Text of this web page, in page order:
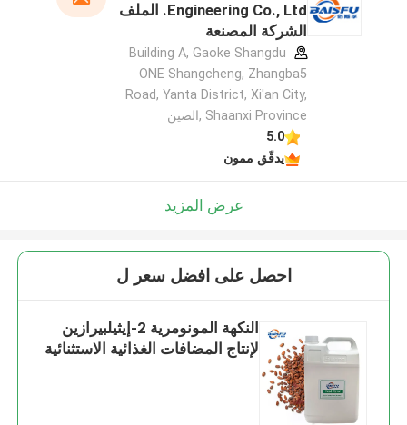
Engineering Co., Ltd. الملف
الشركة المصنعة
Building A, Gaoke Shangdu
ONE Shangcheng, Zhangba5
Road, Yanta District, Xi'an City,
Shaanxi Province ,الصين
5.0
يدقّق ممون
عرض المزيد
احصل على افضل سعر ل
النكهة المونومرية 2-إيثيلبيرازين
لإنتاج المضافات الغذائية الاستثنائية